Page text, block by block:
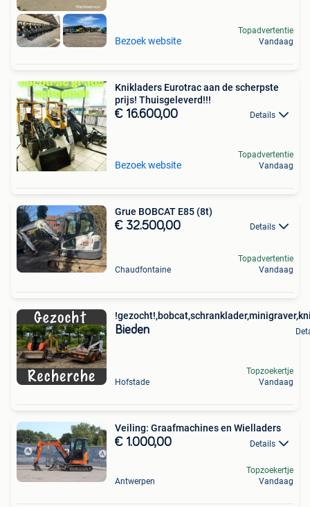
Bezoek website
Topadvertentie
Vandaag
Knikladers Eurotrac aan de scherpste
prijs! Thuisgeleverd!!!
€ 16.600,00 Details
Bezoek website
Topadvertentie
Vandaag
Grue BOBCAT E85 (8t)
€ 32.500,00 Details
Chaudfontaine
Topadvertentie
Vandaag
Bieden
Hofstade
Topzoekertje
Vandaag
Veiling: Graafmachines en Wielladers
€ 1.000,00 Details
Antwerpen
Topzoekertje
Vandaag